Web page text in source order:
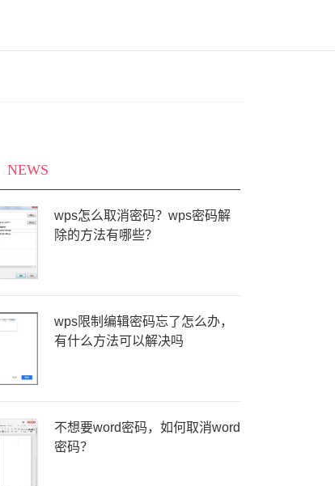
NEWS
wps怎么取消密码？wps密码解
除的方法有哪些？
wps限制编辑密码忘了怎么办，
有什么方法可以解决吗
不想要word密码，如何取消word
密码？